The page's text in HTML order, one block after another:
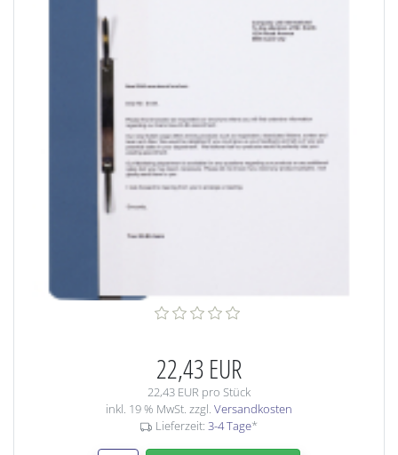
22,43 EUR
22,43 EUR pro Stück
inkl. 19 % MwSt. zzgl. Versandkosten
Lieferzeit: 3-4 Tage*